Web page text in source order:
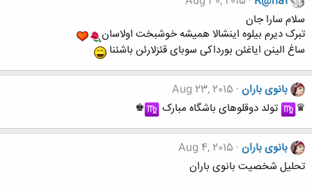
سلام سارا جان
تبرک دیرم بیلوه اینشالا همیشه خوشبخت اولاسان
ساغ الینن ایاغئن بورداکی سوبای قئزلارئن باشئنا
بانوی باران Aug 23, 2015
♛
︎ تولد دوقلوهای باشگاه مبارک ︎♚
بانوی باران Aug 4, 2015
تحلیل شخصیت بانوی باران